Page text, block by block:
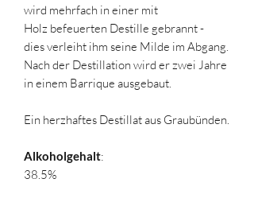
wird mehrfach in einer mit
Holz befeuerten Destille gebrannt -
dies verleiht ihm seine Milde im Abgang.
Nach der Destillation wird er zwei Jahre
in einem Barrique ausgebaut.
Ein herzhaftes Destillat aus Graubünden.
Alkoholgehalt:
38.5%